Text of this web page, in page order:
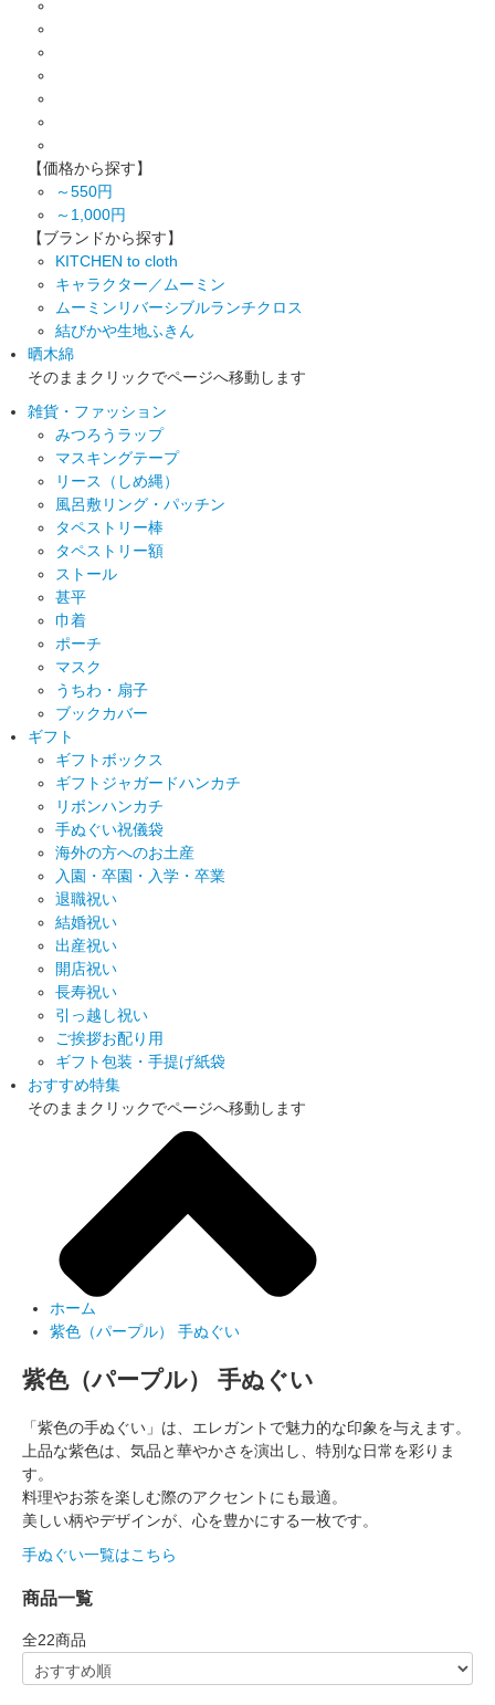
【価格から探す】
～550円
～1,000円
【ブランドから探す】
KITCHEN to cloth
キャラクター／ムーミン
ムーミンリバーシブルランチクロス
結びかや生地ふきん
晒木綿
そのままクリックでページへ移動します
雑貨・ファッション
みつろうラップ
マスキングテープ
リース（しめ縄）
風呂敷リング・パッチン
タペストリー棒
タペストリー額
ストール
甚平
巾着
ポーチ
マスク
うちわ・扇子
ブックカバー
ギフト
ギフトボックス
ギフトジャガードハンカチ
リボンハンカチ
手ぬぐい祝儀袋
海外の方へのお土産
入園・卒園・入学・卒業
退職祝い
結婚祝い
出産祝い
開店祝い
長寿祝い
引っ越し祝い
ご挨拶お配り用
ギフト包装・手提げ紙袋
おすすめ特集
そのままクリックでページへ移動します
ホーム
紫色（パープル） 手ぬぐい
紫色（パープル） 手ぬぐい
「紫色の手ぬぐい」は、エレガントで魅力的な印象を与えます。
上品な紫色は、気品と華やかさを演出し、特別な日常を彩りま
す。
料理やお茶を楽しむ際のアクセントにも最適。
美しい柄やデザインが、心を豊かにする一枚です。
手ぬぐい一覧はこちら
商品一覧
全22商品